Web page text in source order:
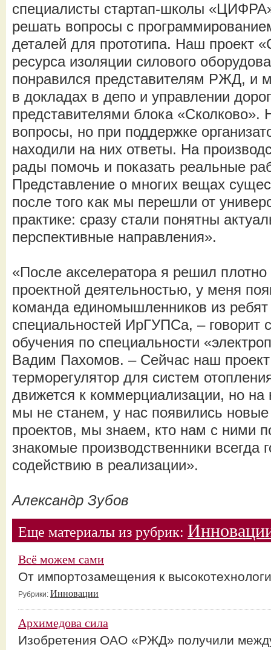
специалисты стартап-школы
решать вопросы с
деталей для прототипа. Наш проект
ресурса изоляции силового
понравился представителям РЖД, и
в докладах в депо и управлении
представителями блока
вопросы, но при поддержке
находили на них ответы. На
рады помочь и показать реальные
Представление о многих вещах
после того как мы перешли от
практике: сразу стали понятны
перспективные направления».
«После акселератора я решил плотно
проектной деятельностью, у меня
команда единомышленников из
специальностей ИрГУПСа, – говорит
обучения по специальности
Вадим Пахомов. – Сейчас наш
терморегулятор для систем
движется к коммерциализации, но на
мы не станем, у нас появились
проектов, мы знаем, кто нам с ними
знакомые производственники всегда
содействию в реализации».
Александр Зубов
Еще материалы из рубрик:
Всё можем сами
От импортозамещения к
Рубрики: Инновации
Архимедова сила
Изобретения ОАО «РЖД» получили